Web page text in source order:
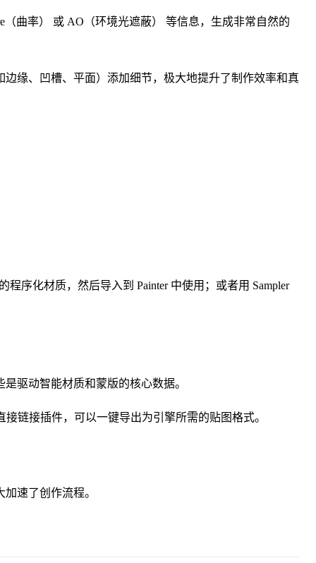
曲率） 或 AO（环境光遮蔽） 等信息，生成非常自然的
缘、凹槽、平面）添加细节，极大地提升了制作效率和真
程序化材质，然后导入到 Painter 中使用；或者用 Sampler
驱动智能材质和蒙版的核心数据。
接链接插件，可以一键导出为引擎所需的贴图格式。
速了创作流程。